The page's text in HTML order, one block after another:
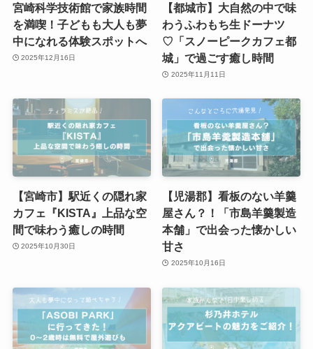
宮崎科学技術館で家族時間
を満喫！子どもも大人も夢
中になれる体験スポットへ
2025年12月16日
【都城市】大自然の中で味
わうふわもち生ドーナツ
♡「スノーピークカフェ都
城」で過ごす癒し時間
2025年11月11日
【宮崎市】駅近くの隠れ家
カフェ『KISTA』上品な空
間で味わう癒しの時間
2025年10月30日
【児湯郡】看板のない羊羹
屋さん？！「市島羊羹製造
本舗」で出会った懐かしい
甘さ
2025年10月16日